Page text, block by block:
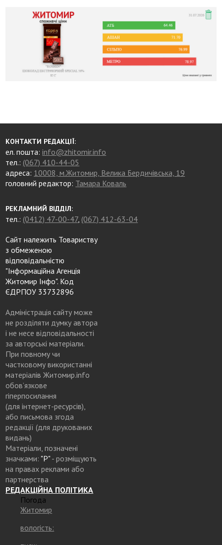
КОНТАКТИ РЕДАКЦІЇ:
ел. пошта:info@zhitomir.info
тел.: (067) 410-44-05
адреса: 10008, м.Житомир, Велика Бердичівська, 19
головний редактор: Тамара Коваль
РЕКЛАМНИЙ ВІДДІЛ:
тел.: (0412) 47-00-47, (067) 412-63-04
Сайт належить Товариству
з обмеженою
відповідальністю
"Інформаційна Агенція
Житомир Інфо". Код
ЄДРПОУ 33732896
Адміністрація сайту може
не розділяти думку автора
і не несе відповідальності
за авторські матеріали.
При повному чи
частковому використанні
матеріалів Житомир.info
обов’язкове
гіперпосилання
(для інтернет-ресурсів),
або письмова згода
редакції (для друкованих
видань)
Матеріали, позначені
значками: "Р"- розміщують
на правах реклами або
партнерства
РЕДАКЦІЙНА ПОЛІТИКА
Погода
Житомир
вологість: